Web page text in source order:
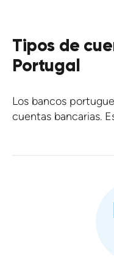
Tipos de
Portugal
Los bancos
cuentas bancarias.